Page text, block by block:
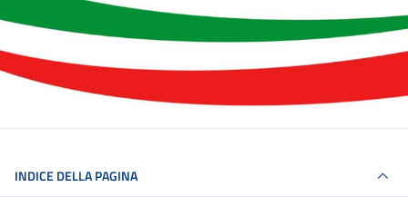
INDICE DELLA PAGINA